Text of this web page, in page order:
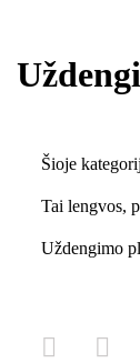
Šioje
Tai lengvos,
Uždengimo